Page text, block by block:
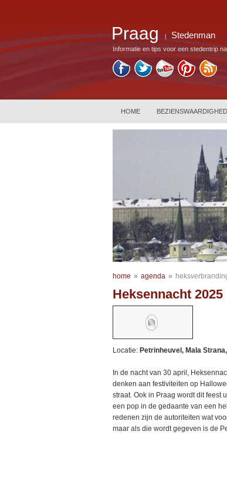
Praag Stedenman
Informatie en tips voor een stedentrip
HOME
home » agenda »
Heksennacht 2025
Locatie: Petrinheuvel, Mala
In de nacht van 30 april,
denken aan festiviteiten op
straat. Ook in Praag wordt dit feest
een pop in de gedaante van een
redenen zijn de autoriteiten wat
maar als die wordt gegeven is de